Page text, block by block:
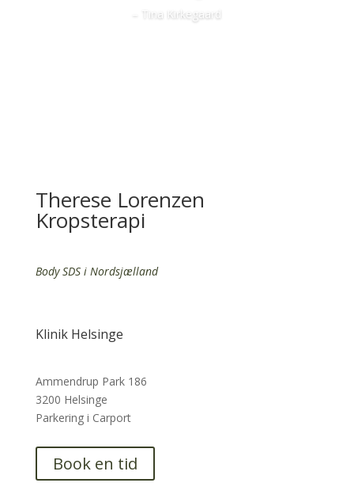
– Tina Kirkegaard
Therese Lorenzen
Kropsterapi
Body SDS i Nordsjælland
Klinik Helsinge
Ammendrup Park 186
3200 Helsinge
Parkering i Carport
Book en tid